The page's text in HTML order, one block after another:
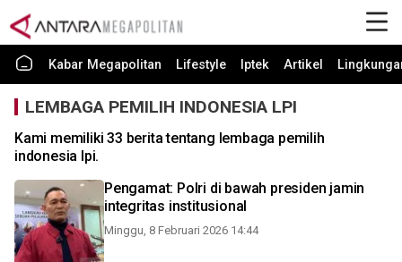
Kabar Megapolitan Lifestyle Iptek Artikel
LEMBAGA PEMILIH INDONESIA LPI
Kami memiliki 33 berita tentang lembaga pemilih
indonesia lpi.
Pengamat: Polri di bawah presiden jamin
integritas institusional
Minggu, 8 Februari 2026 14:44